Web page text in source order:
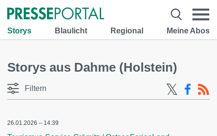
Storys Blaulicht Regional Meine Abos
Storys aus Dahme (Holstein)
Filtern
26.01.2026 – 14:39